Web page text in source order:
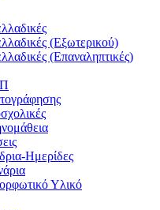
(Εξωτερικού)
(Επαναληπτικές)
Ημερίδες
Υλικό